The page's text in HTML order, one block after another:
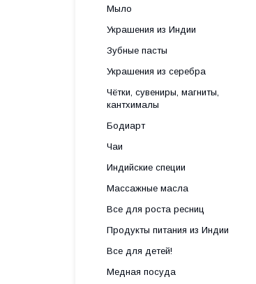
Мыло
Украшения из Индии
Зубные пасты
Украшения из серебра
Чётки, сувениры, магниты,
кантхималы
Бодиарт
Чаи
Индийские специи
Массажные масла
Все для роста ресниц
Продукты питания из Индии
Все для детей!
Медная посуда